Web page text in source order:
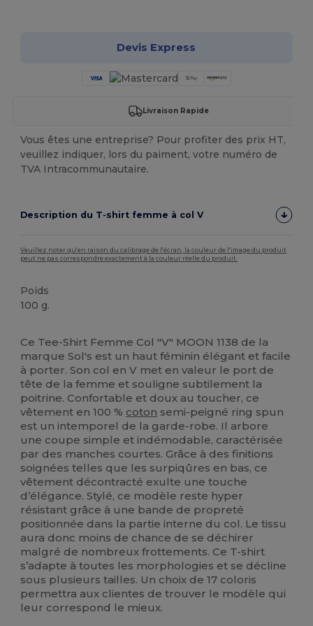
Devis Express
Livraison Rapide
Vous êtes une entreprise? Pour profiter des prix HT,
veuillez indiquer, lors du paiment, votre numéro de
TVA Intracommunautaire.
Description du T‑shirt femme à col V
Veuillez noter qu'en raison du calibrage de l'écran, la couleur de l'image du produit
peut ne pas correspondre exactement à la couleur réelle du produit.
Poids
100 g.
Ce Tee-Shirt Femme Col "V" MOON 1138 de la
marque Sol's est un haut féminin élégant et facile
à porter. Son col en V met en valeur le port de
tête de la femme et souligne subtilement la
poitrine. Confortable et doux au toucher, ce
vêtement en 100 % coton semi-peigné ring spun
est un intemporel de la garde-robe. Il arbore
une coupe simple et indémodable, caractérisée
par des manches courtes. Grâce à des finitions
soignées telles que les surpiqûres en bas, ce
vêtement décontracté exulte une touche
d’élégance. Stylé, ce modèle reste hyper
résistant grâce à une bande de propreté
positionnée dans la partie interne du col. Le tissu
aura donc moins de chance de se déchirer
malgré de nombreux frottements. Ce T-shirt
s’adapte à toutes les morphologies et se décline
sous plusieurs tailles. Un choix de 17 coloris
permettra aux clientes de trouver le modèle qui
leur correspond le mieux.